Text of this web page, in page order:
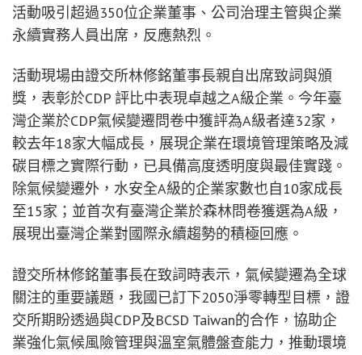
活動吸引超過350位企業董事、公司治理主管與企業
永續實務人員出席，反應熱烈。
活動現場由證交所林修銘董事長親自出席致詞與頒
獎，表彰於CDP 評比中表現卓越之A級企業。今年臺
灣企業於CDP氣候變遷問卷中獲評為A級者達32家，
較去年18家大幅成長，展現企業在環境管理策略及減
碳目標之實際行動，已具備高度透明度與最佳實踐。
除氣候變遷外，水安全A級的企業家數也自10家成長
至15家；並首次有臺灣企業於森林問卷獲選為A級，
展現出臺灣企業對國際永續趨勢的積極回應。
證交所林修銘董事長在致詞時表示，氣候變遷為全球
關注的重要議題，我國已訂下2050淨零轉型目標，證
交所期盼透過與CDP及BCSD Taiwan的合作，協助企
業強化氣候風險管理與溫室氣體盤查能力，推動環境